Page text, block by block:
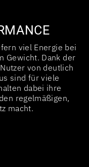
viel Energie bei
Gewicht. Dank der
von deutlich
sind für viele
dabei ihre
regelmäßigen,
macht.